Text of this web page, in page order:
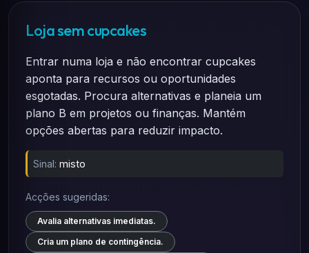
Loja sem cupcakes
Entrar numa loja e não encontrar cupcakes
aponta para recursos ou oportunidades
esgotadas. Procura alternativas e planeia um
plano B em projetos ou finanças. Mantém
opções abertas para reduzir impacto.
Sinal: misto
Acções sugeridas:
Avalia alternativas imediatas.
Cria um plano de contingência.